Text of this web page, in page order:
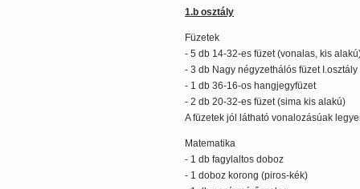
1.b osztály
Füzetek
- 5 db 14-32-es füzet (vonalas, kis
- 3 db Nagy négyzethálós füzet
- 1 db 36-16-os hangjegyfüzet
- 2 db 20-32-es füzet (sima kis alakú)
A füzetek jól látható vonalozásúak
Matematika
- 1 db fagylaltos doboz
- 1 doboz korong (piros-kék)